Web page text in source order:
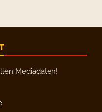
Mediadaten!